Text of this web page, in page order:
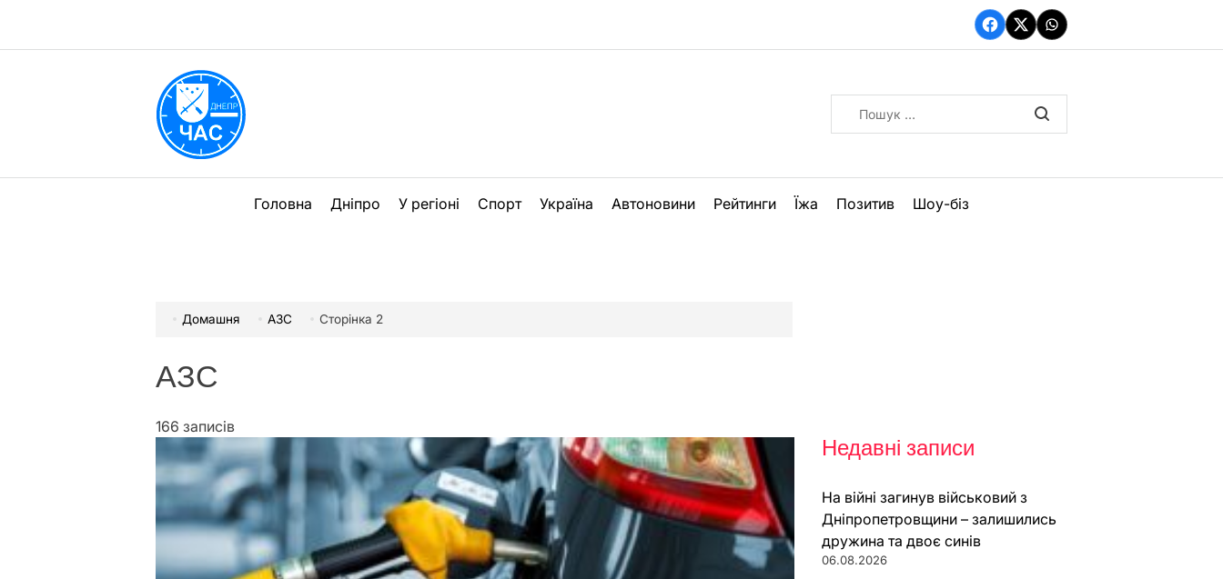
вмісту
Facebook
TwitterWhatsApp
Головна Дніпро У регіоні Спорт Україна Автоновини Рейтинги Їжа Позитив Шоу-біз
Домашня АЗС Сторінка 2
АЗС
166 записів
Недавні записи
На війні загинув військовий з
Дніпропетровщини – залишились
дружина та двоє синів
06.08.2026